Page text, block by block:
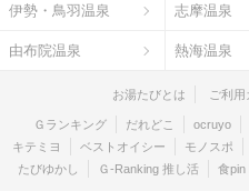
伊勢・鳥羽温泉 志摩温泉
由布院温泉 熱海温泉
お湯たびとは ご利
Ｇランキング だれどこ ocruyo
キテミヨ
ベストオイシー モノスポ
たびゆかし
Ｇ-Ranking 推し活 食pin